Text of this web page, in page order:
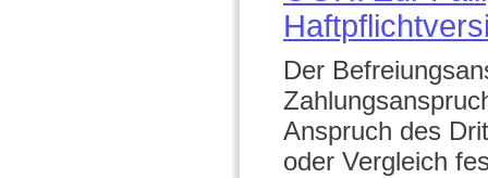
Der
Anspruch des
oder Vergleich